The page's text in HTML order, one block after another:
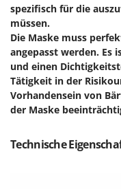
Motorspritzen
Mulcher für
N
Obstpressen
Ferrua
FIAC
FIEM
Fimar
FINI
Fiskars
spezifisch für die
müssen.
Die Maske muss
angepasst werden. Es
und einen
Tätigkeit in der
Vorhandensein von
der Maske
Technische